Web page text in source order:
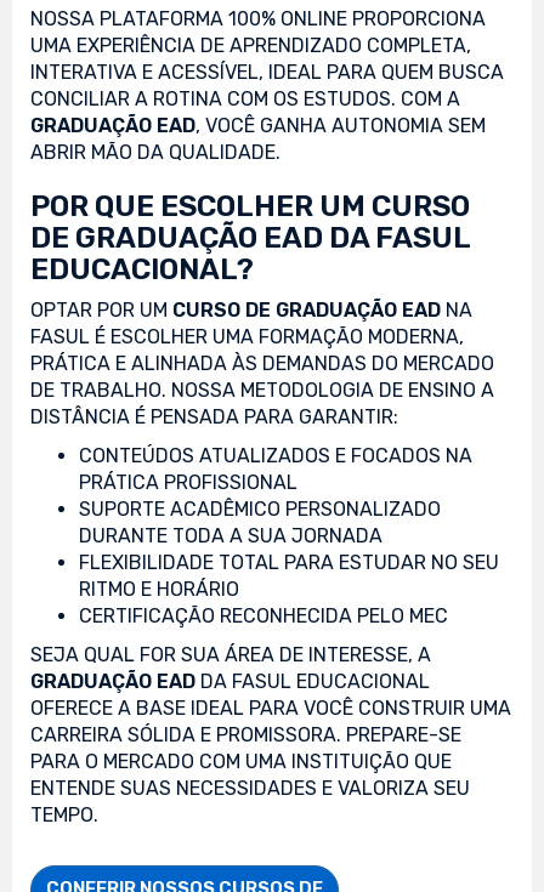
NOSSA PLATAFORMA 100% ONLINE PROPORCIONA
UMA EXPERIÊNCIA DE APRENDIZADO COMPLETA,
INTERATIVA E ACESSÍVEL, IDEAL PARA QUEM BUSCA
CONCILIAR A ROTINA COM OS ESTUDOS. COM A
GRADUAÇÃO EAD, VOCÊ GANHA AUTONOMIA SEM
ABRIR MÃO DA QUALIDADE.
POR QUE ESCOLHER UM CURSO
DE GRADUAÇÃO EAD DA FASUL
EDUCACIONAL?
OPTAR POR UM CURSO DE GRADUAÇÃO EAD NA
FASUL É ESCOLHER UMA FORMAÇÃO MODERNA,
PRÁTICA E ALINHADA ÀS DEMANDAS DO MERCADO
DE TRABALHO. NOSSA METODOLOGIA DE ENSINO A
DISTÂNCIA É PENSADA PARA GARANTIR:
CONTEÚDOS ATUALIZADOS E FOCADOS NA
PRÁTICA PROFISSIONAL
SUPORTE ACADÊMICO PERSONALIZADO
DURANTE TODA A SUA JORNADA
FLEXIBILIDADE TOTAL PARA ESTUDAR NO SEU
RITMO E HORÁRIO
CERTIFICAÇÃO RECONHECIDA PELO MEC
SEJA QUAL FOR SUA ÁREA DE INTERESSE, A
GRADUAÇÃO EAD DA FASUL EDUCACIONAL
OFERECE A BASE IDEAL PARA VOCÊ CONSTRUIR UMA
CARREIRA SÓLIDA E PROMISSORA. PREPARE-SE
PARA O MERCADO COM UMA INSTITUIÇÃO QUE
ENTENDE SUAS NECESSIDADES E VALORIZA SEU
TEMPO.